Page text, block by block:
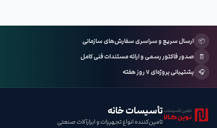
📦 ارسال سریع و سراسری سفارش‌های سازمانی
🧾
صدور فاکتور رسمی و ارائه مستندات فنی کامل
🎧 پشتیبانی پروژه‌ای ۷ روز هفته
تأسیسات خانه
تامین‌کننده انواع تجهیزات و ابزارآلات صنعتی